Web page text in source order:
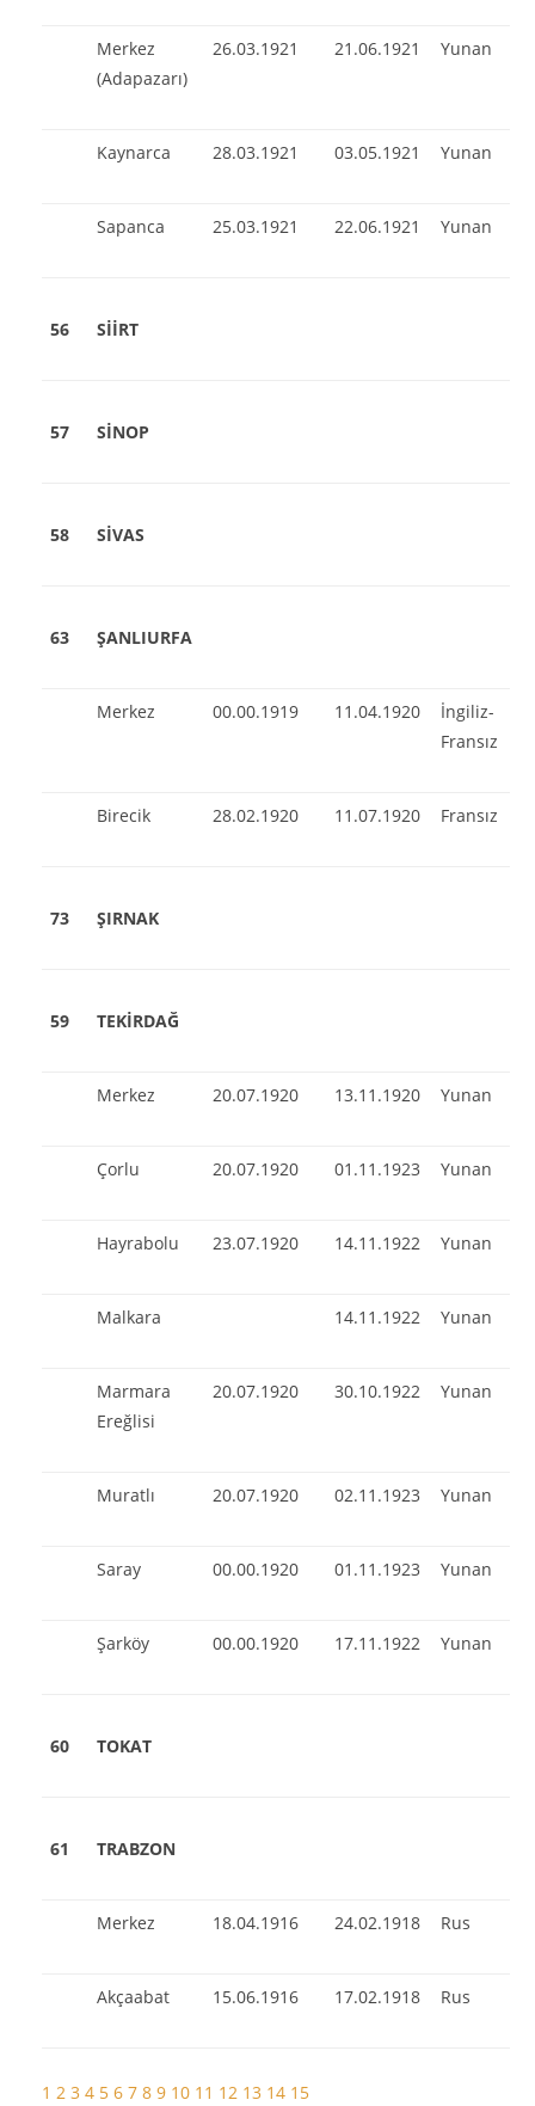
Merkez
(Adapazarı)
26.03.1921 21.06.1921 Yunan
Kaynarca 28.03.1921 03.05.1921 Yunan
Sapanca 25.03.1921 22.06.1921 Yunan
56 SİİRT
57 SİNOP
58 SİVAS
63 ŞANLIURFA
Merkez 00.00.1919 11.04.1920
İngiliz-
Fransız
Birecik 28.02.1920 11.07.1920 Fransız
73 ŞIRNAK
59 TEKİRDAĞ
Merkez 20.07.1920 13.11.1920 Yunan
Çorlu 20.07.1920 01.11.1923 Yunan
Hayrabolu 23.07.1920 14.11.1922 Yunan
Malkara 14.11.1922 Yunan
Marmara
Ereğlisi
20.07.1920 30.10.1922 Yunan
Muratlı 20.07.1920 02.11.1923 Yunan
Saray 00.00.1920 01.11.1923 Yunan
Şarköy 00.00.1920 17.11.1922 Yunan
60 TOKAT
61 TRABZON
Merkez 18.04.1916 24.02.1918 Rus
Akçaabat 15.06.1916 17.02.1918 Rus
1 2 3 4 5 6 7 8 9 10 11 12 13 14 15